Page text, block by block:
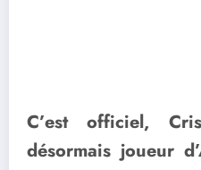
C’est officiel,
désormais joueur